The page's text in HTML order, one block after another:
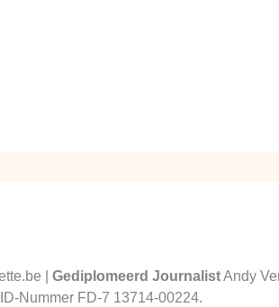
|Gediplomeerd JournalistAndy
Nummer FD-7 13714-00224.